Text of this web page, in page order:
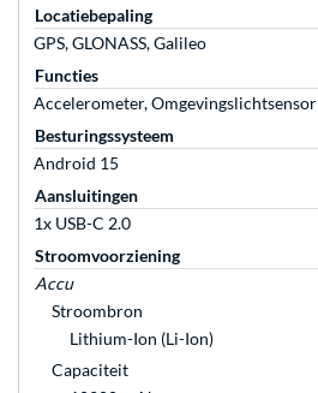
Locatiebepaling
GPS, GLONASS, Galileo
Functies
Accelerometer, Omgevingslichtsensor
Besturingssysteem
Android 15
Aansluitingen
1x USB-C 2.0
Stroomvoorziening
Accu
Stroombron
Lithium-Ion (Li-Ion)
Capaciteit